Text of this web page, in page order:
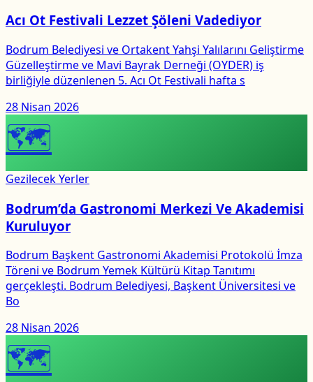
Acı Ot Festivali Lezzet Şöleni Vadediyor
Bodrum Belediyesi ve Ortakent Yahşi Yalılarını Geliştirme
Güzelleştirme ve Mavi Bayrak Derneği (OYDER) iş
birliğiyle düzenlenen 5. Acı Ot Festivali hafta s
28 Nisan 2026
🗺
Gezilecek Yerler
Bodrum’da Gastronomi Merkezi Ve Akademisi
Kuruluyor
Bodrum Başkent Gastronomi Akademisi Protokolü İmza
Töreni ve Bodrum Yemek Kültürü Kitap Tanıtımı
gerçekleşti. Bodrum Belediyesi, Başkent Üniversitesi ve
Bo
28 Nisan 2026
🗺